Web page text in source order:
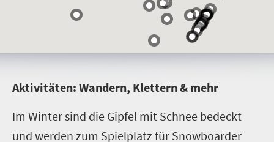
Aktivitäten: Wandern, Klettern & mehr
Im Winter sind die Gipfel mit Schnee bedeckt
und werden zum Spielplatz für Snowboarder